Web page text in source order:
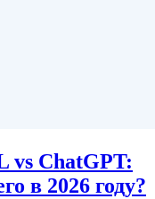
vs ChatGPT:
в 2026 году?